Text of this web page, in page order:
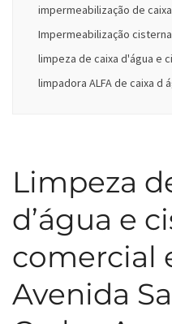
impermeabilização de
Impermeabilização cisterna
limpeza de caixa d'água e
limpadora ALFA de caixa d
Limpeza
d’água e
comercial
Avenida